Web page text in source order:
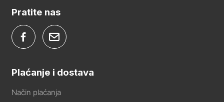
Pratite nas
Plaćanje i dostava
Način plaćanja